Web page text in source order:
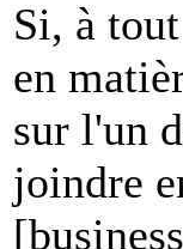
Si, à
en
sur l'un
joindre